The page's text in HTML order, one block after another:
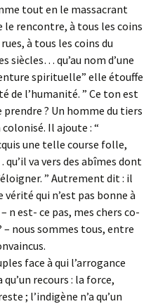
tout en le massacrant
rencontre, à tous les coins
à tous les coins du
siècles… qu’au nom d’une
spirituelle” elle étouffe
de l’humanité. ” Ce ton est
prendre ? Un homme du tiers
Il ajoute : “
une telle course folle,
va vers des abîmes dont
” Autrement dit : il
vérité qui n’est pas bonne à
n est- ce pas, mes chers co-
nous sommes tous, entre
face à qui l’arrogance
qu’un recours : la force,
; l’indigène n’a qu’un